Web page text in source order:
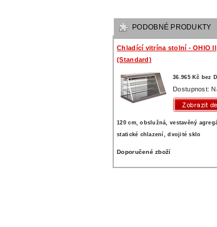
PODOBNÉ PRODUKTY
Chladící vitrína stolní - OHIO II
(Standard)
36.965 Kč bez
Dostupnost:
120 cm, obslužná, vestavěný
statické chlazení, dvojité sklo
Doporučené zboží